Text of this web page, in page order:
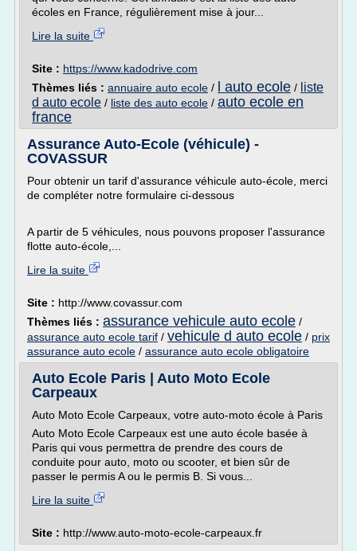
écoles en France, régulièrement mise à jour...
Lire la suite
Site : https://www.kadodrive.com
Thèmes liés : annuaire auto ecole / l auto ecole / liste
d auto ecole / liste des auto ecole / auto ecole en
france
Assurance Auto-Ecole (véhicule) -
COVASSUR
Pour obtenir un tarif d'assurance véhicule auto-école, merci
de compléter notre formulaire ci-dessous
A partir de 5 véhicules, nous pouvons proposer l'assurance
flotte auto-école,...
Lire la suite
Site : http://www.covassur.com
Thèmes liés : assurance vehicule auto ecole /
assurance auto ecole tarif / vehicule d auto ecole / prix
assurance auto ecole / assurance auto ecole obligatoire
Auto Ecole Paris | Auto Moto Ecole
Carpeaux
Auto Moto Ecole Carpeaux, votre auto-moto école à Paris
Auto Moto Ecole Carpeaux est une auto école basée à
Paris qui vous permettra de prendre des cours de
conduite pour auto, moto ou scooter, et bien sûr de
passer le permis A ou le permis B. Si vous...
Lire la suite
Site : http://www.auto-moto-ecole-carpeaux.fr